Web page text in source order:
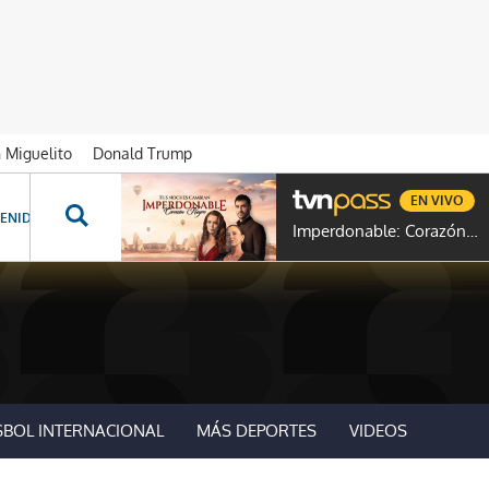
Miguelito Donald Trump
ESPECIALES NOVELAS PROGRAMAS GENTE TVN
Imperdonable: Corazón Negro
EN VIVO
INTERNACIONAL MÁS DEPORTES VIDEOS